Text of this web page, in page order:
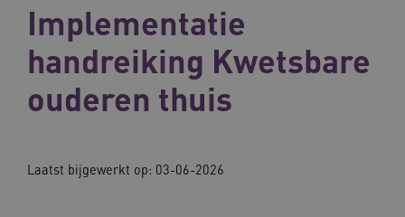
Implementatie
handreiking Kwetsbare
ouderen thuis
Laatst bijgewerkt op: 03-06-2026